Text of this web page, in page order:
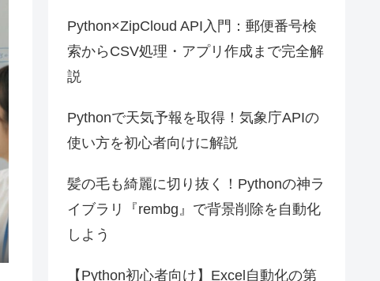
Python×ZipCloud API入門：郵便番号検
索からCSV処理・アプリ作成まで完全解
説
Pythonで天気予報を取得！気象庁APIの
使い方を初心者向けに解説
髪の毛も綺麗に切り抜く！Pythonの神ラ
イブラリ『rembg』で背景削除を自動化
しよう
【Python初心者向け】Excel自動化の第